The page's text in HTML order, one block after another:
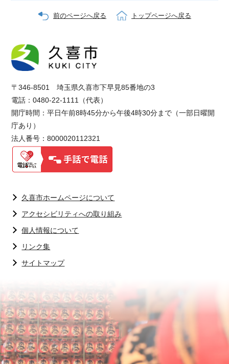
前のページへ戻る トップページへ戻る
〒346-8501 埼玉県久喜市下早見85番地の3
電話：0480-22-1111（代表）
開庁時間：平日午前8時45分から午後4時30分まで（一部日曜開
庁あり）
法人番号：8000020112321
久喜市ホームページについて
アクセシビリティへの取り組み
個人情報について
リンク集
サイトマップ